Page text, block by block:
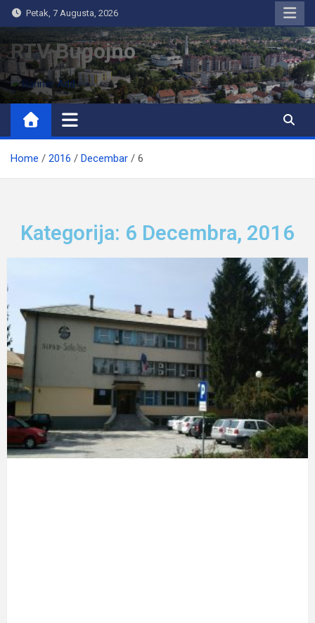
Petak, 7 Augusta, 2026
RTV Bugojno
Home 2016 Decembar 6
Kategorija: 6 Decembra, 2016